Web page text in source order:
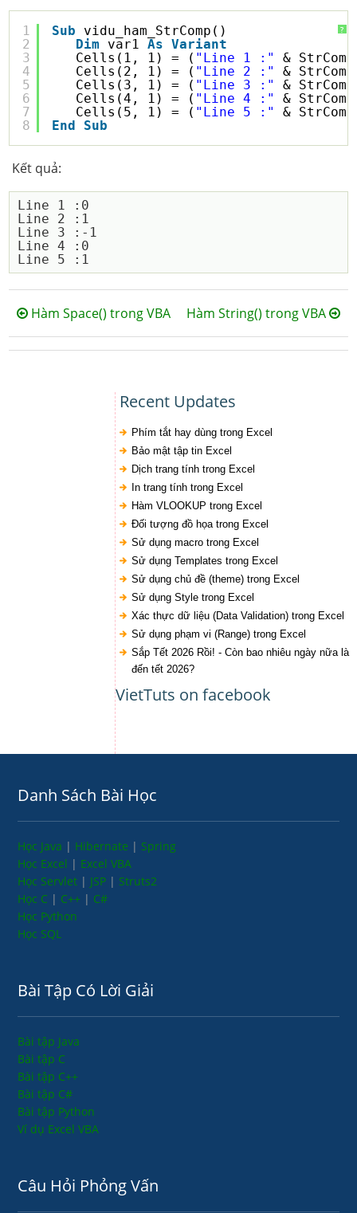
?
1
2
3
4
5
6
7
8
Sub
vidu_ham_StrComp()
Dim
var1 As
Variant
Cells(1, 1) = ( "Line 1 :"
&
Cells(2, 1) = ( "Line 2 :"
&
Cells(3, 1) = ( "Line 3 :"
&
Cells(4, 1) = ( "Line 4 :"
&
Cells(5, 1) = ( "Line 5 :"
&
End
Sub
Kết quả:
Line 1 :0
Line 2 :1
Line 3 :-1
Line 4 :0
Hàm Space() trong VBA Hàm String() trong VBA
Recent Updates
Phím tắt hay dùng trong Excel
Bảo mật tập tin Excel
Dịch trang tính trong Excel
In trang tính trong Excel
Hàm VLOOKUP trong Excel
Đối tượng đồ họa trong Excel
Sử dụng macro trong Excel
Sử dụng Templates trong Excel
Sử dụng chủ đề (theme) trong Excel
Sử dụng Style trong Excel
Xác thực dữ liệu (Data Validation) trong Excel
Sử dụng phạm vi (Range) trong Excel
Sắp Tết 2026 Rồi! - Còn bao nhiêu ngày nữa là
đến tết 2026?
VietTuts on facebook
Danh Sách Bài Học
Học Java | Hibernate | Spring
Học Excel | Excel VBA
Học Servlet | JSP | Struts2
Học C | C++ | C#
Học Python
Học SQL
Bài Tập Có Lời Giải
Bài tập Java
Bài tập C
Bài tập C++
Bài tập C#
Bài tập Python
Ví dụ Excel VBA
Câu Hỏi Phỏng Vấn